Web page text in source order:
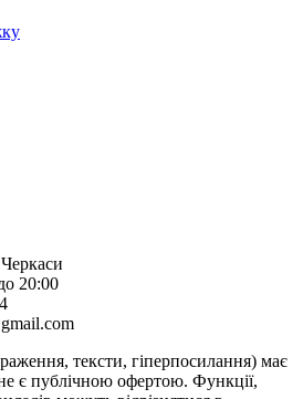
20:00
тексти, гіперпосилання) має
є публічною офертою. Функції,